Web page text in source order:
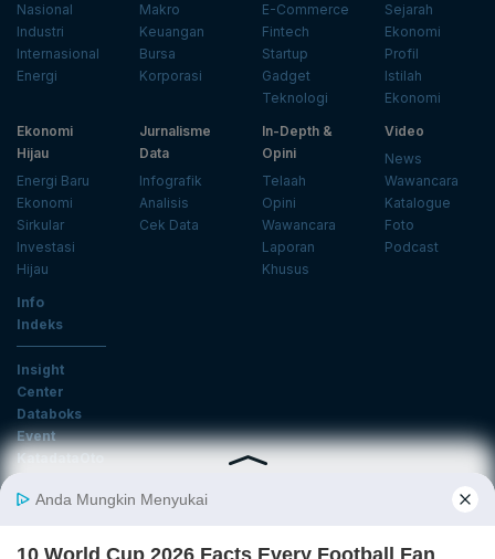
Nasional
Industri
Internasional
Energi
Makro
Keuangan
Bursa
Korporasi
E-Commerce
Fintech
Startup
Gadget
Teknologi
Sejarah
Ekonomi
Profil
Istilah
Ekonomi
Ekonomi
Hijau
Energi Baru
Ekonomi
Sirkular
Investasi
Hijau
Jurnalisme
Data
Infografik
Analisis
Cek Data
In-Depth &
Opini
Telaah
Opini
Wawancara
Laporan
Khusus
Video
News
Wawancara
Katalogue
Foto
Podcast
Info
Indeks
Insight
Center
Databoks
Event
KatadataOto
Email